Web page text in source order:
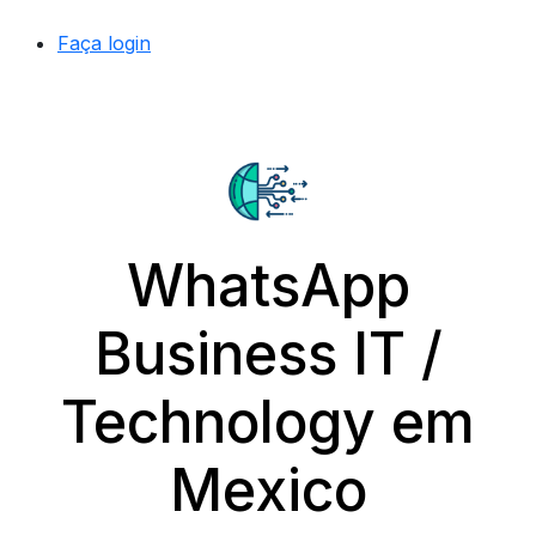
Faça login
WhatsApp
Business IT /
Technology em
Mexico